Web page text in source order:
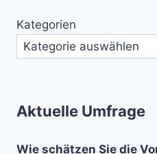
Kategorien
Aktuelle Umfrage
Wie schätzen Sie die